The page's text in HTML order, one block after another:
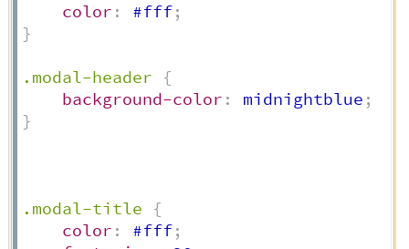
color : #fff;
}
.modal-header
{
background-color : midnightblue ;
}
.modal-title
{
color : #fff;